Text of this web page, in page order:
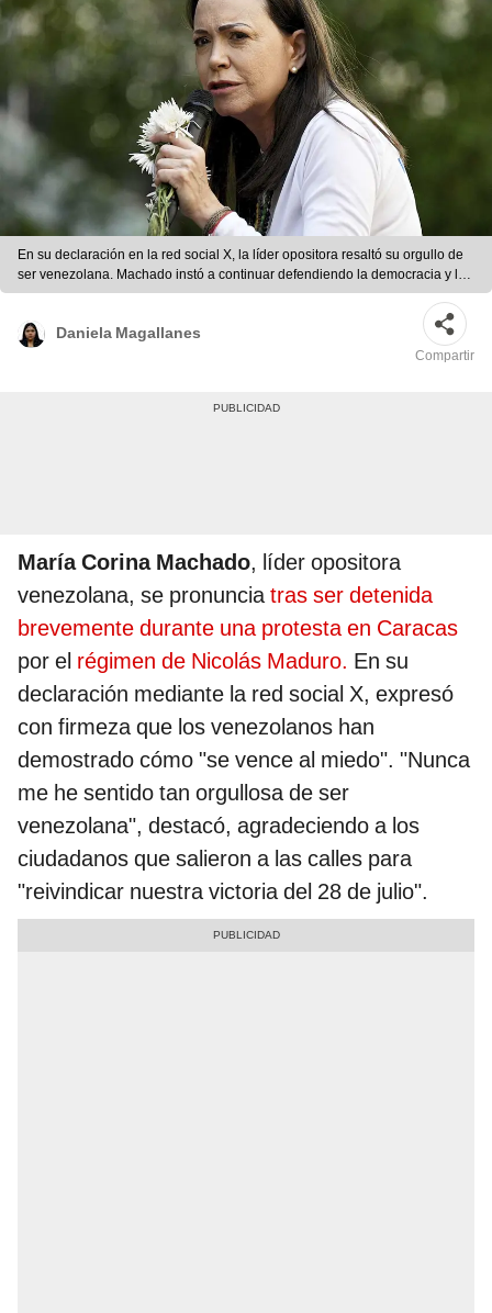
En su declaración en la red social X, la líder opositora resaltó su orgullo de
ser venezolana. Machado instó a continuar defendiendo la democracia y los
derechos del pueblo. Foto: AFP
Daniela Magallanes
Compartir
María Corina Machado, líder opositora
venezolana, se pronunciatras ser detenida
brevemente durante una protesta en Caracas
por el régimen de Nicolás Maduro. En su
declaración mediante la red social X, expresó
con firmeza que los venezolanos han
demostrado cómo "se vence al miedo". "Nunca
me he sentido tan orgullosa de ser
venezolana", destacó, agradeciendo a los
ciudadanos que salieron a las calles para
"reivindicar nuestra victoria del 28 de julio".